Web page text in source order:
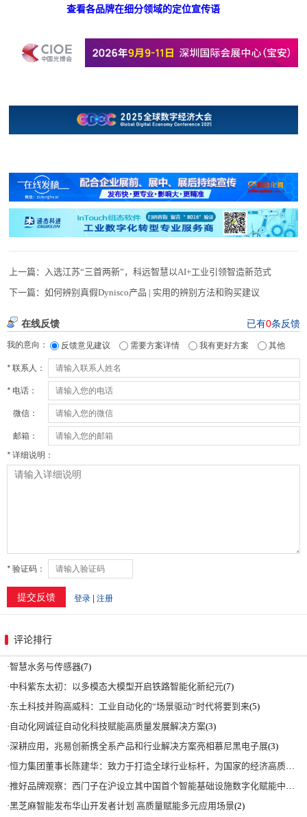
查看各品牌在细分领域的定位宣传语
上一篇：
入选​​江苏“三首两新”，科远智慧以AI+工业引领智造新范式
下一篇：如何辨别真假Dynisco产品 | 实用的辨别方法和购买建议
评论排行
·智慧水务与传感器(7)
·中科紫东太初：以多模态大模型开启铁路智能化新纪元(7)
·东土科技并购高威科：工业自动化的“场景驱动”时代将要到来(5)
· 自动化网诚征自动化科技赋能高质量发展解决方案(3)
·深耕应用，兆易创新携全系产品和行业解决方案亮相慕尼黑电子展(3)
·恒力集团董事长陈建华：致力于打造全球行业标杆，为国家的经济高质量发展贡献更大力量|上海电气集团党委书记、董事长吴磊来访
·推好品牌观察：西门子在沪设立其中国首个智能基础设施数字化赋能中心
·黑芝麻智能发布华山开发者计划 高质量赋能多元应用场景(2)